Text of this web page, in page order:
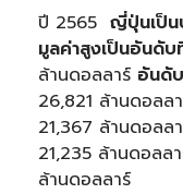
ปี 2565 ญี่ปุ่นเป็น
มูลค่าสูงเป็นอันดับ
ล้านดอลลาร์ อันดั
26,821 ล้านดอลล
21,367 ล้านดอลล
21,235 ล้านดอลล
ล้านดอลลาร์